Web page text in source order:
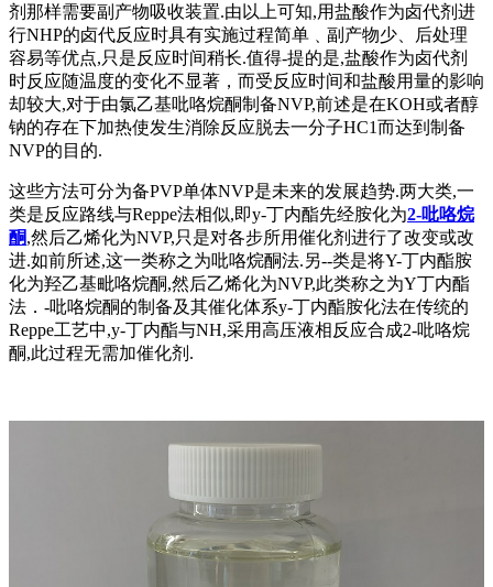
剂那样需要副产物吸收装置.由以上可知,用盐酸作为卤代剂进
行NHP的卤代反应时具有实施过程简单﹑副产物少、后处理
容易等优点,只是反应时间稍长.值得-提的是,盐酸作为卤代剂
时反应随温度的变化不显著，而受反应时间和盐酸用量的影响
却较大,对于由氯乙基吡咯烷酮制备NVP,前述是在KOH或者醇
钠的存在下加热使发生消除反应脱去一分子HC1而达到制备
NVP的目的.
这些方法可分为备PVP单体NVP是未来的发展趋势.两大类,一
类是反应路线与Reppe法相似,即y-丁内酯先经胺化为2-吡咯烷
酮,然后乙烯化为NVP,只是对各步所用催化剂进行了改变或改
进.如前所述,这一类称之为吡咯烷酮法.另--类是将Y-丁内酯胺
化为羟乙基毗咯烷酮,然后乙烯化为NVP,此类称之为Y丁内酯
法．-吡咯烷酮的制备及其催化体系y-丁内酯胺化法在传统的
Reppe工艺中,y-丁内酯与NH,采用高压液相反应合成2-吡咯烷
酮,此过程无需加催化剂.